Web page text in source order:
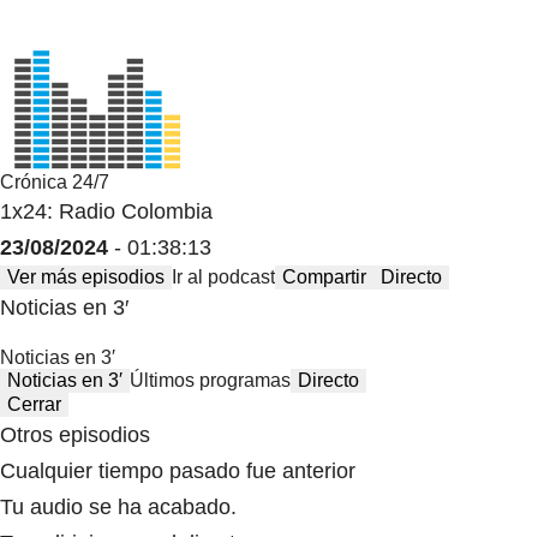
Crónica 24/7
1x24: Radio Colombia
23/08/2024 - 01:38:13
Ver más episodios Ir al podcast Compartir Directo
Noticias en 3′
Noticias en 3′
Noticias en 3′ Últimos programas Directo
Cerrar
Otros episodios
Cualquier tiempo pasado fue anterior
Tu audio se ha acabado.